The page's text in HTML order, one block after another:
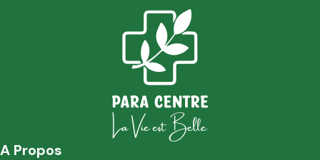
A Propos